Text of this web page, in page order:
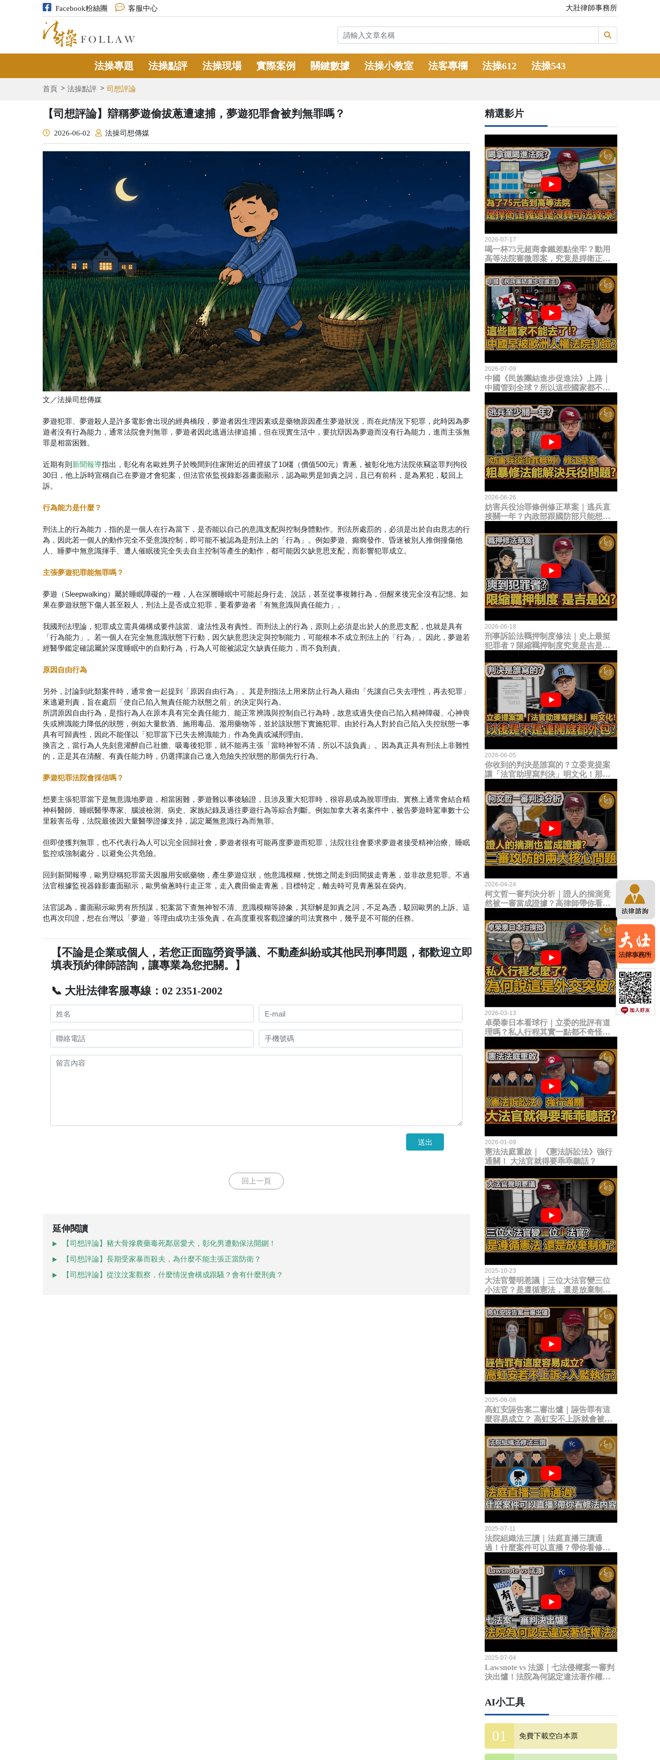
Facebook粉絲團 客服中心 大壯律師事務所
法操專題 法操點評 法操現場 實際案例 關鍵數據 法操小教室 法客專欄 法操612 法操543
首頁 法操點評 司想評論
【司想評論】辯稱夢遊偷拔蔥遭逮捕，夢遊犯罪會被判無罪嗎？
2026-06-02 法操司想傳媒
文／法操司想傳媒
夢遊犯罪、夢遊殺人是許多電影會出現的經典橋段，夢遊者因生理因素或是藥物原因產生夢遊狀況，而在此情況下犯罪，此時因為夢
遊者沒有行為能力，通常法院會判無罪，夢遊者因此逃過法律追捕，但在現實生活中，要抗辯因為夢遊而沒有行為能力，進而主張無
罪是相當困難。
近期有則 新聞報導指出，彰化有名歐姓男子於晚間到住家附近的田裡拔了10欉（價值500元）青蔥，被彰化地方法院依竊盜罪判拘役
30日，他上訴時宣稱自己在夢遊才會犯案，但法官依監視錄影器畫面顯示，認為歐男是卸責之詞，且已有前科，是為累犯，駁回上
訴。
行為能力是什麼？
刑法上的行為能力，指的是一個人在行為當下，是否能以自己的意識支配與控制身體動作。刑法所處罰的，必須是出於自由意志的行
為，因此若一個人的動作完全不受意識控制，即可能不被認為是刑法上的「行為」。例如夢遊、癲癇發作、昏迷被別人推倒撞傷他
人、睡夢中無意識揮手、遭人催眠後完全失去自主控制等產生的動作，都可能因欠缺意思支配，而影響犯罪成立。
主張夢遊犯罪能無罪嗎？
夢遊（Sleepwalking）屬於睡眠障礙的一種，人在深層睡眠中可能起身行走、說話，甚至從事複雜行為，但醒來後完全沒有記憶。如
果在夢遊狀態下傷人甚至殺人，刑法上是否成立犯罪，要看夢遊者「有無意識與責任能力」。
我國刑法理論，犯罪成立需具備構成要件該當、違法性及有責性。而刑法上的行為，原則上必須是出於人的意思支配，也就是具有
「行為能力」。若一個人在完全無意識狀態下行動，因欠缺意思決定與控制能力，可能根本不成立刑法上的「行為」。因此，夢遊若
經醫學鑑定確認屬於深度睡眠中的自動行為，行為人可能被認定欠缺責任能力，而不負刑責。
原因自由行為
另外，討論到此類案件時，通常會一起提到「原因自由行為」。其是刑指法上用來防止行為人藉由「先讓自己失去理性，再去犯罪」
來逃避刑責，旨在處罰「使自己陷入無責任能力狀態之前」的決定與行為。
所謂原因自由行為，是指行為人在原本具有完全責任能力、能正常辨識與控制自己行為時，故意或過失使自己陷入精神障礙、心神喪
失或辨識能力降低的狀態，例如大量飲酒、施用毒品、濫用藥物等，並於該狀態下實施犯罪。由於行為人對於自己陷入失控狀態一事
具有可歸責性，因此不能僅以「犯罪當下已失去辨識能力」作為免責或減刑理由。
換言之，當行為人先刻意灌醉自己壯膽、吸毒後犯罪，就不能再主張「當時神智不清，所以不該負責」。因為真正具有刑法上非難性
的，正是其在清醒、有責任能力時，仍選擇讓自己進入危險失控狀態的那個先行行為。
夢遊犯罪法院會採信嗎？
想要主張犯罪當下是無意識地夢遊，相當困難，夢遊難以事後驗證，且涉及重大犯罪時，很容易成為脫罪理由。實務上通常會結合精
神科醫師、睡眠醫學專家、腦波檢測、病史、家族紀錄及過往夢遊行為等綜合判斷。例如加拿大著名案件中，被告夢遊時駕車數十公
里殺害岳母，法院最後因大量醫學證據支持，認定屬無意識行為而無罪。
但即使獲判無罪，也不代表行為人可以完全回歸社會，夢遊者很有可能再度夢遊而犯罪，法院往往會要求夢遊者接受精神治療、睡眠
監控或強制處分，以避免公共危險。
回到新聞報導，歐男辯稱犯罪當天因服用安眠藥物，產生夢遊症狀，他意識模糊，恍惚之間走到田間拔走青蔥，並非故意犯罪。不過
法官根據監視器錄影畫面顯示，歐男偷蔥時行走正常，走入農田偷走青蔥，目標特定，離去時可見青蔥裝在袋內。
法官認為，畫面顯示歐男有所預謀，犯案當下查無神智不清、意識模糊等跡象，其辯解是卸責之詞，不足為憑，駁回歐男的上訴。這
也再次印證，想在台灣以「夢遊」等理由成功主張免責，在高度重視客觀證據的司法實務中，幾乎是不可能的任務。
【不論是企業或個人，若您正面臨勞資爭議、不動產糾紛或其他民刑事問題，都歡迎立即
填表預約律師諮詢，讓專業為您把關。】
📞 大壯法律客服專線：02 2351-2002
送出
回上一頁
延伸閱讀
【司想評論】豬大骨摻農藥毒死鄰居愛犬，彰化男遭動保法開鍘！
【司想評論】長期受家暴而殺夫，為什麼不能主張正當防衛？
【司想評論】從汶汶案觀察，什麼情況會構成跟騷？會有什麼刑責？
精選影片
2026-07-17
喝一杯75元超商拿鐵差點坐牢？動用
高等法院審微罪案，究竟是捍衛正義
2026-07-09
中國《民族團結進步促進法》上路｜
中國管到全球？所以這些國家都不能
臉？
2026-06-26
妨害兵役治罪條例修正草案｜逃兵直
接關一年？內政部跟國防部只能想到
題？
2026-06-18
刑事訴訟法羈押制度修法｜史上最挺
犯罪者？限縮羈押制度究竟是吉是
2026-06-05
你收到的判決是誰寫的？立委竟提案
讓「法官助理寫判決」明文化！那以
2026-04-24
柯文哲一審判決分析｜證人的揣測竟
然被一審當成證據？高律師帶你看未
2026-03-13
卓榮泰日本看球行｜立委的批評有道
理嗎？私人行程其實一點都不奇怪？
2026-01-09
憲法法庭重啟｜ 《憲法訴訟法》強行
通關！ 大法官就得要乖乖聽話？
2025-10-23
大法官聲明惹議｜三位大法官變三位
小法官？是遵循憲法，還是放棄制衡
2025-08-08
高虹安誣告案二審出爐｜誣告罪有這
麼容易成立？ 高虹安不上訴就會被
2025-07-11
法院組織法三讀｜法庭直播三讀通
過！什麼案件可以直播？帶你看修法
2025-07-04
Lawsnote vs 法源｜七法侵權案一審判
決出爐！法院為何認定違法著作權
AI小工具
免費下載空白本票